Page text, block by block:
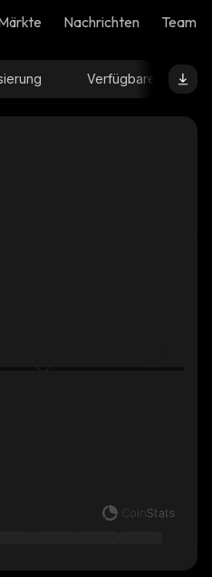
Nachrichten Team-
Verfügbare Menge